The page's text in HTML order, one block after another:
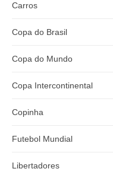
Carros
Copa do Brasil
Copa do Mundo
Copa Intercontinental
Copinha
Futebol Mundial
Libertadores